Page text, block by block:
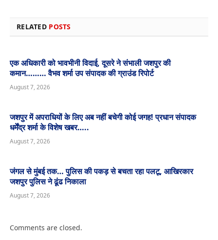
RELATED POSTS
एक अधिकारी को भावभीनी विदाई, दूसरे ने संभाली जशपुर की
कमान……… वैभव शर्मा उप संपादक की ग्राउंड रिपोर्ट
August 7, 2026
जशपुर में अपराधियों के लिए अब नहीं बचेगी कोई जगह! प्रधान संपादक
धर्मेंद्र शर्मा के विशेष खबर…..
August 7, 2026
जंगल से मुंबई तक… पुलिस की पकड़ से बचता रहा पलटू, आखिरकार
जशपुर पुलिस ने ढूंढ निकाला
August 7, 2026
Comments are closed.